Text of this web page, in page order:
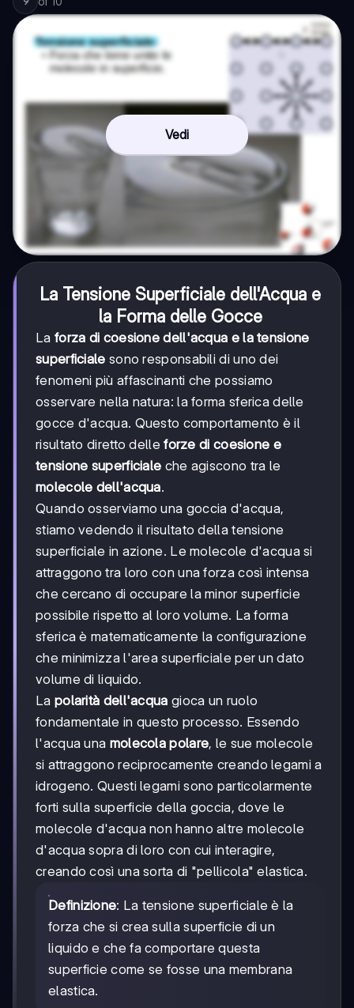
Vedi
La Tensione Superficiale dell'Acqua e
la Forma delle Gocce
La forza di coesione dell'acqua e la tensione
superficiale sono responsabili di uno dei
fenomeni più affascinanti che possiamo
osservare nella natura: la forma sferica delle
gocce d'acqua. Questo comportamento è il
risultato diretto delleforze di coesione e
tensione superficiale che agiscono tra le
molecole dell'acqua.
Quando osserviamo una goccia d'acqua,
stiamo vedendo il risultato della tensione
superficiale in azione. Le molecole d'acqua si
attraggono tra loro con una forza così intensa
che cercano di occupare la minor superficie
possibile rispetto al loro volume. La forma
sferica è matematicamente la configurazione
che minimizza l'area superficiale per un dato
volume di liquido.
La polarità dell'acqua gioca un ruolo
fondamentale in questo processo. Essendo
l'acqua una molecola polare, le sue molecole
si attraggono reciprocamente creando legami a
idrogeno. Questi legami sono particolarmente
forti sulla superficie della goccia, dove le
molecole d'acqua non hanno altre molecole
d'acqua sopra di loro con cui interagire,
creando così una sorta di "pellicola" elastica.
Definizione: La tensione superficiale è la
forza che si crea sulla superficie di un
liquido e che fa comportare questa
superficie come se fosse una membrana
elastica.